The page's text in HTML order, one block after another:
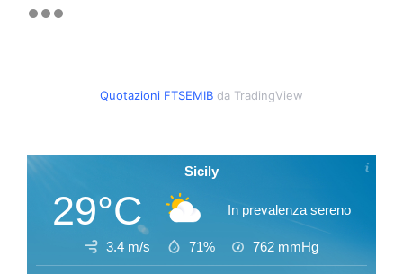
Quotazioni FTSEMIB da TradingView
Sicily
29°C In prevalenza sereno
3.4 m/s 71% 762 mmHg